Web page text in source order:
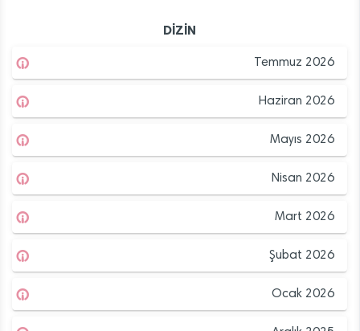
DİZİN
Temmuz 2026
Haziran 2026
Mayıs 2026
Nisan 2026
Mart 2026
Şubat 2026
Ocak 2026